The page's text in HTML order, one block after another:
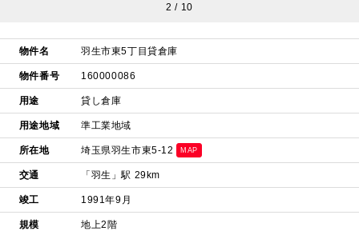
2 / 10
物件名 羽生市東5丁目貸倉庫
物件番号 160000086
用途 貸し倉庫
用途地域 準工業地域
所在地 埼玉県羽生市東5-12 MAP
交通 「羽生」駅 29km
竣工 1991年9月
規模 地上2階